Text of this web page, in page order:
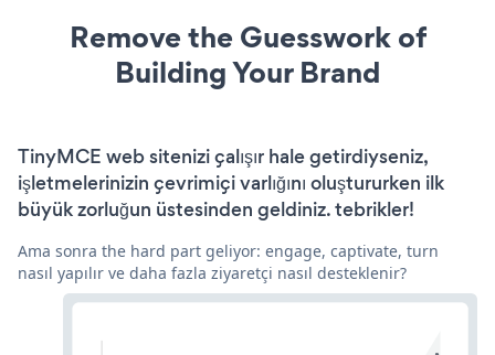
Remove the Guesswork of
Building Your Brand
TinyMCE web sitenizi çalışır hale getirdiyseniz,
işletmelerinizin çevrimiçi varlığını oluştururken ilk
büyük zorluğun üstesinden geldiniz. tebrikler!
Ama sonra the hard part geliyor: engage, captivate, turn
nasıl yapılır ve daha fazla ziyaretçi nasıl desteklenir?